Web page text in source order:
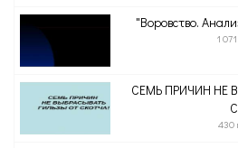
"Воровство.
1
СЕМЬ ПРИЧИН НЕ
430